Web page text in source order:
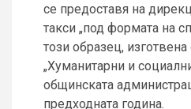
се предоставя на
такси „под формата на
този образец,
„Хуманитарни и
общинската
предходната година.